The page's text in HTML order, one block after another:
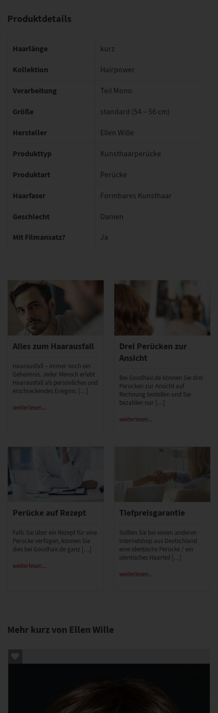
Produktdetails
Haarlänge kurz
Kollektion Hairpower
Verarbeitung Teil Mono
Größe standard (54 – 56 cm)
Hersteller Ellen Wille
Produkttyp Kunsthaarperücke
Produktart Perücke
Haarfaser Formbares Kunsthaar
Geschlecht Damen
Mit Filmansatz? Ja
Alles zum Haarausfall
Haarausfall – immer noch ein
Geheimnis. Jeder Mensch erlebt
Haarausfall als persönliches und
erschreckendes Ereignis. […]
weiterlesen...
Drei Perücken zur
Ansicht
Bei Goodhair.de können Sie drei
Perücken zur Ansicht auf
Rechnung bestellen und Sie
bezahlen nur […]
weiterlesen...
Perücke auf Rezept
Falls Sie über ein Rezept für eine
Perücke verfügen, können Sie
dies bei Goodhair.de ganz […]
weiterlesen...
Tiefpreisgarantie
Sollten Sie bei einem anderen
Internetshop aus Deutschland
eine identische Perücke / ein
identisches Haarteil […]
weiterlesen...
Mehr kurz von Ellen Wille